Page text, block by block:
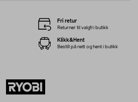
Fri retur
Returner til valgfri butikk
Klikk&Hent
Bestill på nett og hent i butikk